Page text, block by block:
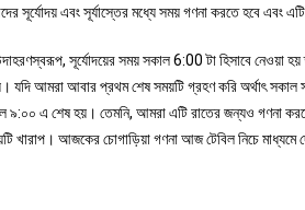
সূর্যোদয় এবং সূর্যাস্তের মধ্যে সময় গণনা করতে হবে এবং
সূর্যোদয়ের সময় সকাল 6:00 টা হিসাবে
যদি আমরা আবার প্রথম শেষ সময়টি গ্রহণ করি অর্থাৎ
এ শেষ হয়। তেমনি, আমরা এটি রাতের জন্যও গণনা
খারাপ। আজকের চোগাড়িয়া গণনা আজ টেবিল নিচে মাধ্যমে